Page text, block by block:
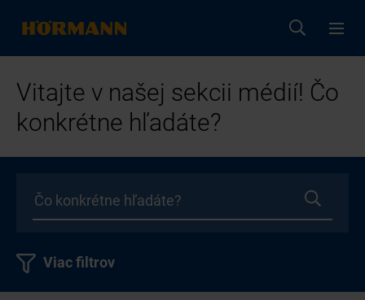
Vitajte v našej sekcii médií! Čo
konkrétne hľadáte?
Viac filtrov